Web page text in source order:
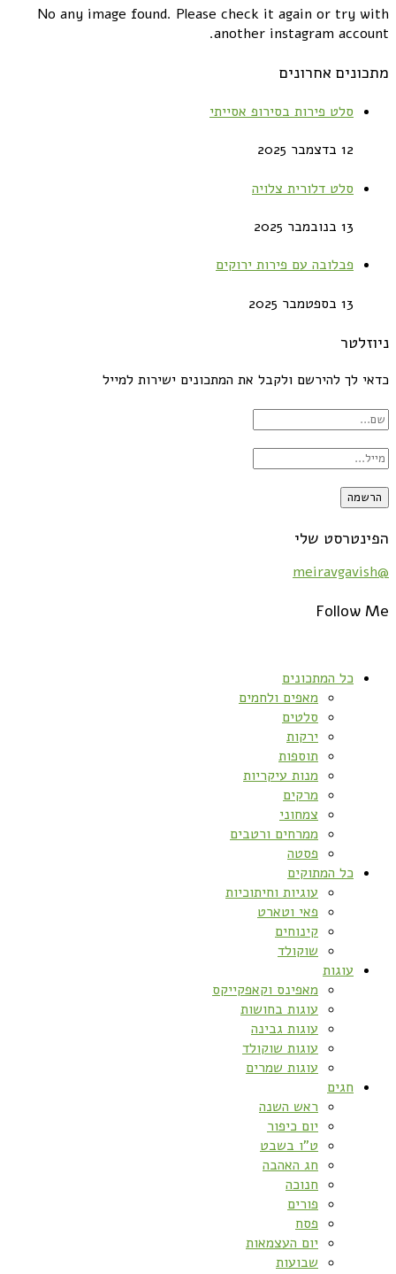
No any image found. Please check it again or try with
another instagram account.
מתכונים אחרונים
סלט פירות בסירופ אסייתי
12 בדצמבר 2025
סלט דלורית צלויה
13 בנובמבר 2025
פבלובה עם פירות ירוקים
13 בספטמבר 2025
ניוזלטר
כדאי לך להירשם ולקבל את המתכונים ישירות למייל
הפינטרסט שלי
@meiravgavish
Follow Me
כל המתכונים
מאפים ולחמים
סלטים
ירקות
תוספות
מנות עיקריות
מרקים
צמחוני
ממרחים ורטבים
פסטה
כל המתוקים
עוגיות וחיתוכיות
פאי וטארט
קינוחים
שוקולד
עוגות
מאפינס וקאפקייקס
עוגות בחושות
עוגות גבינה
עוגות שוקולד
עוגות שמרים
חגים
ראש השנה
יום כיפור
ט”ו בשבט
חג האהבה
חנוכה
פורים
פסח
יום העצמאות
שבועות